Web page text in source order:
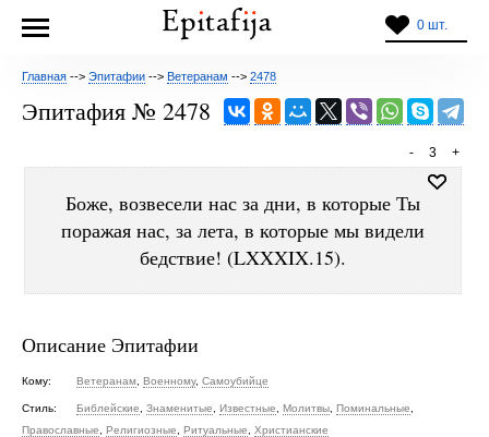
0 шт.
Главная --> Эпитафии --> Ветеранам --> 2478
Эпитафия № 2478
+
3
-
Боже, возвесели нас за дни, в которые Ты
поражая нас, за лета, в которые мы видели
бедствие! (LXXXIX.15).
Описание Эпитафии
Кому: Ветеранам Военному, Самоубийце
Стиль: Библейские Знаменитые Известные Молитвы Поминальные
Православные
Религиозные Ритуальные Христианские